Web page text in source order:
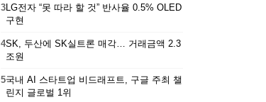
3LG전자 “못 따라 할 것” 반사율 0.5% OLED
구현
4SK, 두산에 SK실트론 매각… 거래금액 2.3
조원
5국내 AI 스타트업 비드래프트, 구글 주최 챌
린지 글로벌 1위